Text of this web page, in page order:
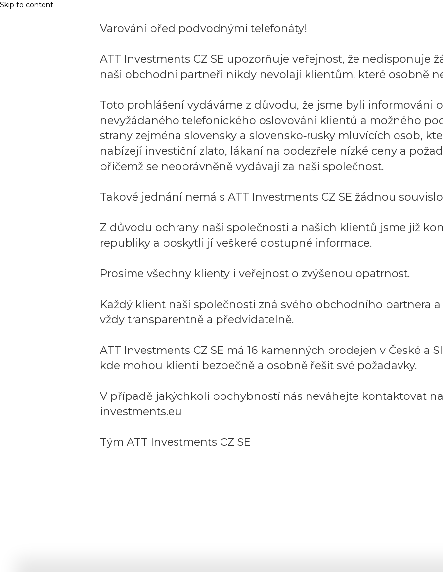
Skip to content
Varování před podvodnými telefonáty!
ATT Investments CZ SE upozorňuje veřejnost, že nedisponuje
naši obchodní partneři nikdy nevolají klientům, které osobně
Toto prohlášení vydáváme z důvodu, že jsme byli informováni
nevyžádaného telefonického oslovování klientů a možného
strany zejména slovensky a slovensko‑rusky mluvících osob,
nabízejí investiční zlato, lákaní na podezřele nízké ceny a
přičemž se neoprávněně vydávají za naši společnost.
Takové jednání nemá s ATT Investments CZ SE žádnou
Z důvodu ochrany naší společnosti a našich klientů jsme již
republiky a poskytli jí veškeré dostupné informace.
Prosíme všechny klienty i veřejnost o zvýšenou opatrnost.
Každý klient naší společnosti zná svého obchodního partnera
vždy transparentně a předvídatelně.
ATT Investments CZ SE má 16 kamenných prodejen v České a
kde mohou klienti bezpečně a osobně řešit své požadavky.
V případě jakýchkoli pochybností nás neváhejte kontaktovat
investments.eu
Tým ATT Investments CZ SE